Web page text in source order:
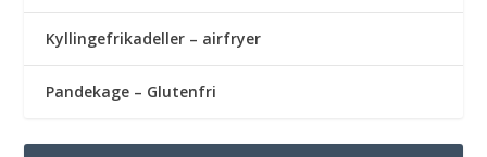
Kyllingefrikadeller – airfryer
Pandekage – Glutenfri